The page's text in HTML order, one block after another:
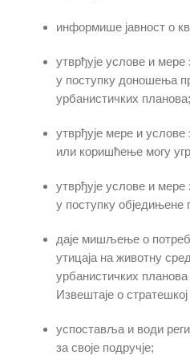
информише јавност о
утврђује услове и
у поступку доношења
урбанистичких планова;
утврђује мере и услове
или коришћење могу
утврђује услове и
у поступку обједињене
даје мишљење о
утицаја на животну
урбанистичких
Извештаје о
успоставља и води
за своје подручје;